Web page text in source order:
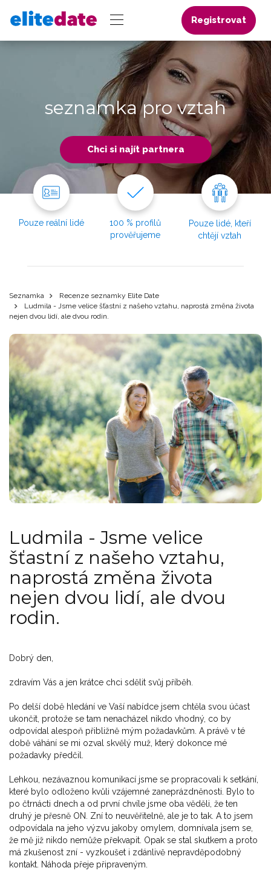
Registrovat
seznamka pro vztah
Chci si najít partnera
Pouze reální lidé
100 % profilů
prověřujeme
Pouze lidé, kteří
chtějí vztah
Seznamka
Recenze seznamky Elite Date
Ludmila - Jsme velice šťastní z našeho vztahu, naprostá změna života
nejen dvou lidí, ale dvou rodin.
Ludmila - Jsme velice
šťastní z našeho vztahu,
naprostá změna života
nejen dvou lidí, ale dvou
rodin.
Dobrý den,
zdravím Vás a jen krátce chci sdělit svůj příběh.
Po delší době hledání ve Vaší nabídce jsem chtěla svou účast
ukončit, protože se tam nenacházel nikdo vhodný, co by
odpovídal alespoň přibližně mým požadavkům. A právě v té
době váhání se mi ozval skvělý muž, který dokonce mé
požadavky předčil.
Lehkou, nezávaznou komunikací jsme se propracovali k setkání,
které bylo odloženo kvůli vzájemné zaneprázdněnosti. Bylo to
po čtrnácti dnech a od první chvíle jsme oba věděli, že ten
druhý je přesně ON. Zní to neuvěřitelně, ale je to tak. A to jsem
odpovídala na jeho výzvu jakoby omylem, domnívala jsem se,
že mě již nikdo nemůže překvapit. Opak se stal skutkem a proto
má zkušenost zní - vyzkoušet i zdánlivě nepravděpodobný
kontakt. Náhoda přeje připraveným.